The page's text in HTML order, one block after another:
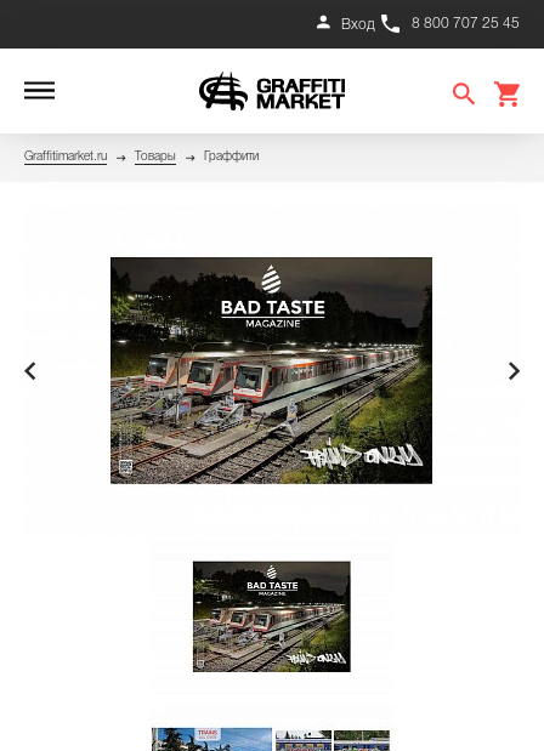
8 800 707 25 45
Вход
Graffitimarket.ru Товары Граффити